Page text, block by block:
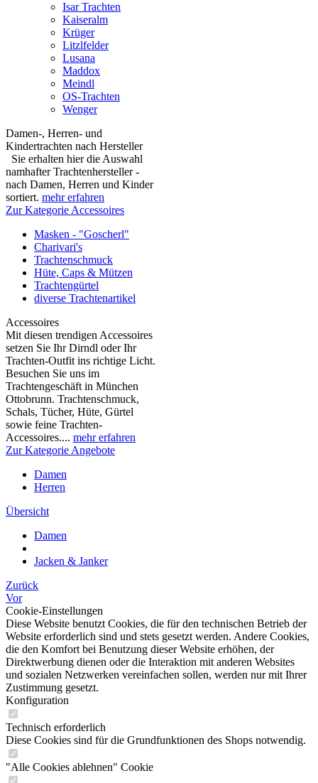
Isar Trachten
Kaiseralm
Krüger
Litzlfelder
Lusana
Maddox
Meindl
OS-Trachten
Wenger
Damen-, Herren- und
Kindertrachten nach Hersteller
Sie erhalten hier die Auswahl
namhafter Trachtenhersteller -
nach Damen, Herren und Kinder
sortiert. mehr erfahren
Zur Kategorie Accessoires
Masken - "Goscherl"
Charivari's
Trachtenschmuck
Hüte, Caps & Mützen
Trachtengürtel
diverse Trachtenartikel
Accessoires
Mit diesen trendigen Accessoires
setzen Sie Ihr Dirndl oder Ihr
Trachten-Outfit ins richtige Licht.
Besuchen Sie uns im
Trachtengeschäft in München
Ottobrunn. Trachtenschmuck,
Schals, Tücher, Hüte, Gürtel
sowie feine Trachten-
Accessoires.... mehr erfahren
Zur Kategorie Angebote
Damen
Herren
Übersicht
Damen
Jacken & Janker
Zurück
Vor
Cookie-Einstellungen
Diese Website benutzt Cookies, die für den technischen Betrieb der
Website erforderlich sind und stets gesetzt werden. Andere Cookies,
die den Komfort bei Benutzung dieser Website erhöhen, der
Direktwerbung dienen oder die Interaktion mit anderen Websites
und sozialen Netzwerken vereinfachen sollen, werden nur mit Ihrer
Zustimmung gesetzt.
Konfiguration
Technisch erforderlich
Diese Cookies sind für die Grundfunktionen des Shops notwendig.
"Alle Cookies ablehnen" Cookie